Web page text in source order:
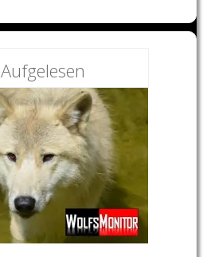
Aufgelesen